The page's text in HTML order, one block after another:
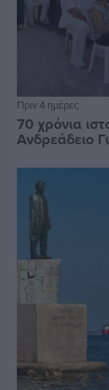
Πριν 4 ημέρες
70 χρόνια
Ανδρεάδειο